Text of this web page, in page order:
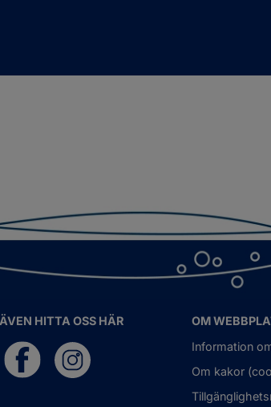
HITTA OSS HÄR
OM
Information
Om kakor